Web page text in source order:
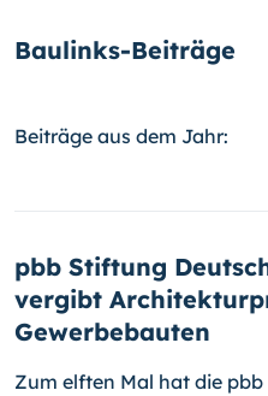
Baulinks-Beiträge
Beiträge aus dem Jahr:
pbb Stiftung
vergibt
Gewerbebauten
Zum elften Mal hat die